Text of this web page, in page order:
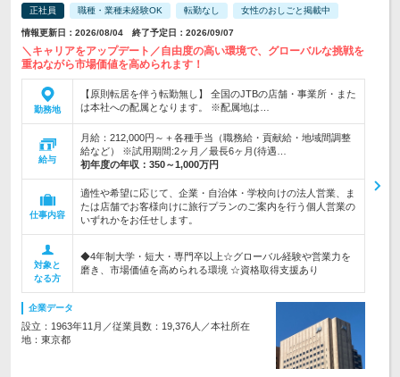
正社員 職種・業種未経験OK 転勤なし 女性のおしごと掲載中
情報更新日：2026/08/04 終了予定日：2026/09/07
＼キャリアをアップデート／自由度の高い環境で、グローバルな挑戦を
重ねながら市場価値を高められます！
勤務地
【原則転居を伴う転勤無し】 全国のJTBの店舗・事業所・また
は本社への配属となります。 ※配属地は…
給与
月給：212,000円～＋各種手当（職務給・貢献給・地域間調整
給など） ※試用期間:2ヶ月／最長6ヶ月(待遇…
初年度の年収： 350～1,000万円
仕事内容
適性や希望に応じて、企業・自治体・学校向けの法人営業、ま
たは店舗でお客様向けに旅行プランのご案内を行う個人営業の
いずれかをお任せします。
対象と
なる方
◆4年制大学・短大・専門卒以上☆グローバル経験や営業力を
磨き、市場価値を高められる環境 ☆資格取得支援あり
企業データ
設立：1963年11月／従業員数：19,376人／本社所在
地：東京都